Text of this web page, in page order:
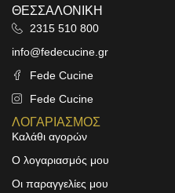
ΘΕΣΣΑΛΟΝΙΚΗ
2315 510 800
info@fedecucine.gr
Fede Cucine
Fede Cucine
ΛΟΓΑΡΙΑΣΜΟΣ
Καλάθι αγορών
Ο λογαριασμός μου
Οι παραγγελίες μου